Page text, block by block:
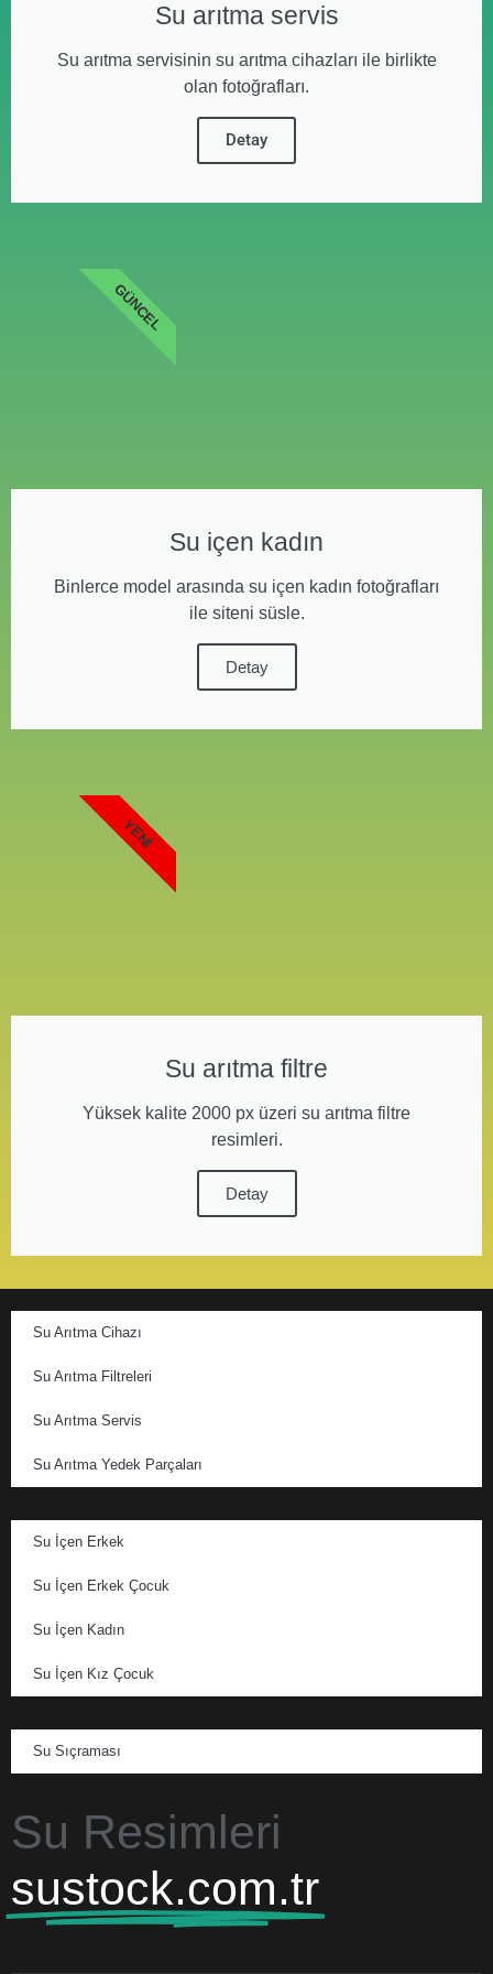
Su arıtma servis
Su arıtma servisinin su arıtma cihazları ile birlikte
olan fotoğrafları.
Detay
Su içen kadın
Binlerce model arasında su içen kadın fotoğrafları
ile siteni süsle.
Detay
GÜNCEL
Su arıtma filtre
Yüksek kalite 2000 px üzeri su arıtma filtre
resimleri.
Detay
YENI
Su Arıtma Cihazı
Su Arıtma Filtreleri
Su Arıtma Servis
Su Arıtma Yedek Parçaları
Su İçen Erkek
Su İçen Erkek Çocuk
Su İçen Kadın
Su İçen Kız Çocuk
Su Sıçraması
Su Resimleri
sustock.com.tr